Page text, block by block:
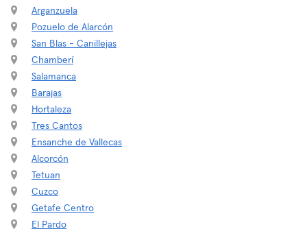
Arganzuela
Pozuelo de Alarcón
San Blas - Canillejas
Chamberí
Salamanca
Barajas
Hortaleza
Tres Cantos
Ensanche de Vallecas
Alcorcón
Tetuan
Cuzco
Getafe Centro
El Pardo